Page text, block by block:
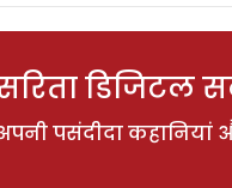
डिजिटल
पसंदीदा कहानियां